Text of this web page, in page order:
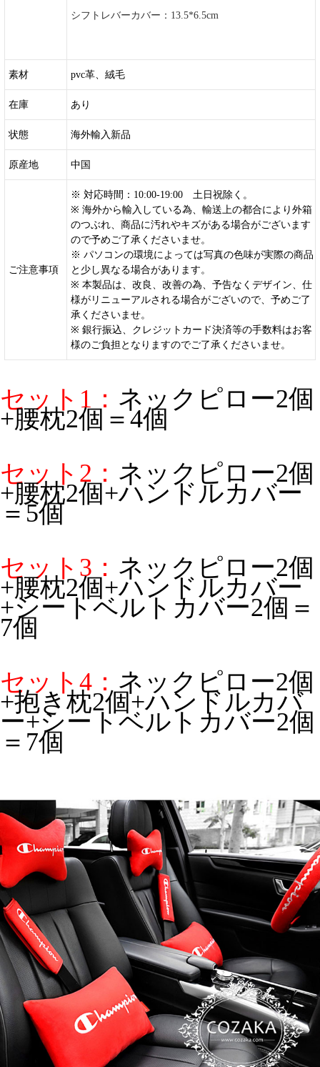
シフトレバーカバー：13.5*6.5cm
素材 pvc革、絨毛
在庫 あり
状態 海外輸入新品
原産地 中国
ご注意事項
※ 対応時間：10:00-19:00 土日祝除く。
※ 海外から輸入している為、輸送上の都合により外箱
のつぶれ、商品に汚れやキズがある場合がございます
ので予めご了承くださいませ。
※ パソコンの環境によっては写真の色味が実際の商品
と少し異なる場合があります。
※ 本製品は、改良、改善の為、予告なくデザイン、仕
様がリニューアルされる場合がございので、予めご了
承くださいませ。
※ 銀行振込、クレジットカード決済等の手数料はお客
様のご負担となりますのでご了承くださいませ。
セット1： ネックピロー2個
+腰枕2個＝4個
セット2： ネックピロー2個
+腰枕2個+ハンドルカバー
＝5個
セット3： ネックピロー2個
+腰枕2個+ハンドルカバー
+シートベルトカバー2個＝
7個
セット4： ネックピロー2個
+抱き枕2個+ハンドルカバ
ー+シートベルトカバー2個
＝7個